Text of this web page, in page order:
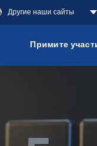
Другие наши сайты
Примите